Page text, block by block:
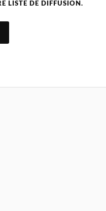
LISTE DE DIFFUSION.